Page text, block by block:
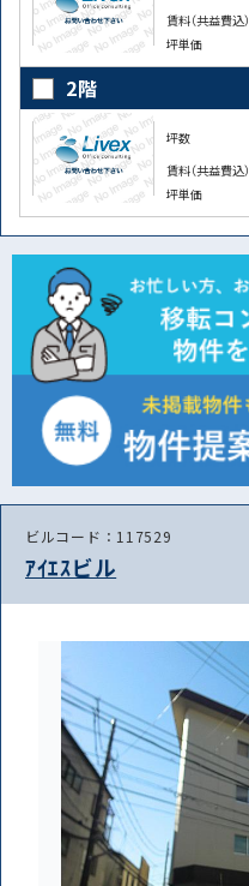
賃料（共益費込）
坪単価
2階
坪数
賃料（共益費込）
坪単価
ビルコード：117529
ｱｲｴｽビル